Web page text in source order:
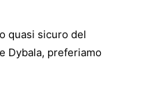
quasi sicuro del
Dybala, preferiamo